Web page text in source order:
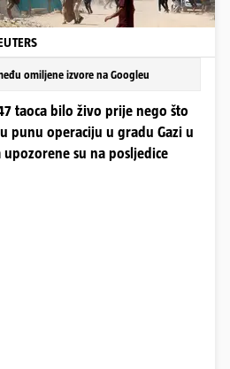
omiljene izvore na Googleu
taoca bilo živo prije nego što
punu operaciju u gradu Gazi u
su na posljedice